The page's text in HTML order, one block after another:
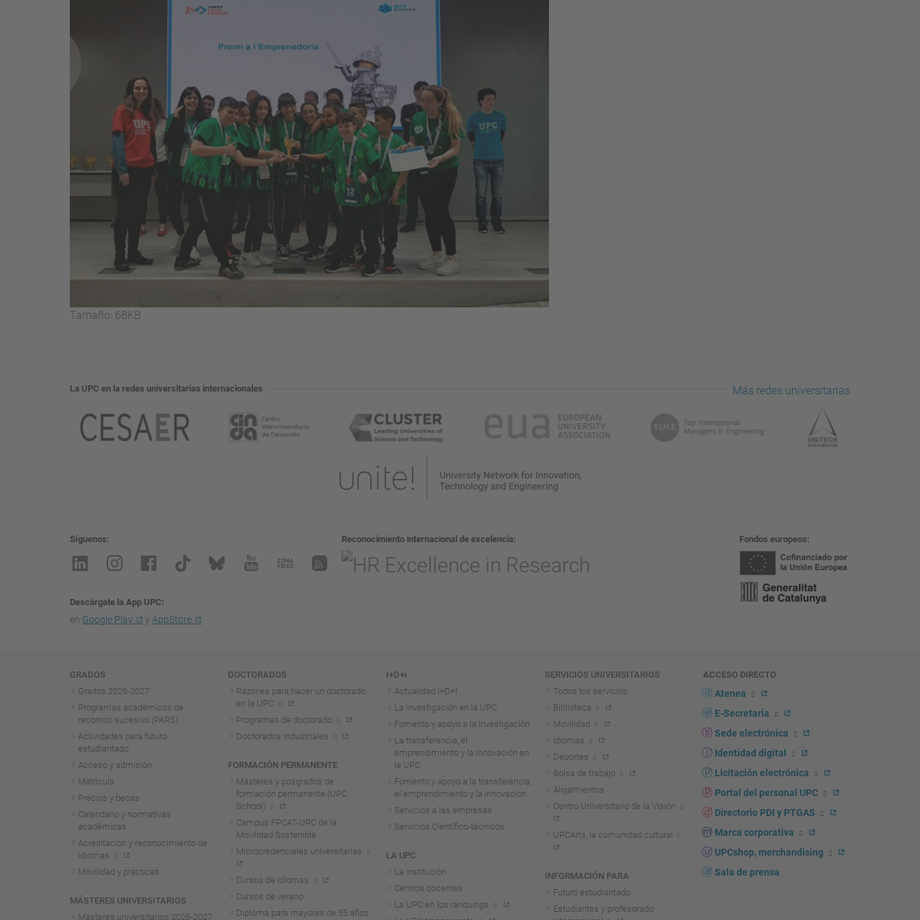
Haga
la
tamaño
Tamaño: 68KB
La UPC en la redes universitarias internacionales Más redes universitarias
Síguenos
Descárgate la App UPC
en Google Play y AppStore
Reconocimiento internacional de excelencia Fondos europeos
Navegación
GRADOS
Grados 2026-2027
Programas académicos de
recorrido sucesivo (PARS)
Actividades para futuro
estudiantado
Acceso y admisión
Matrícula
Precios y becas
Calendario y normativas
académicas
Acreditación y reconocimiento de
idiomas
Movilidad y prácticas
MÁSTERES UNIVERSITARIOS
Másteres universitarios 2026-2027
DOCTORADOS
Razones para hacer un doctorado
en la UPC
Programas de doctorado
Doctorados industriales
FORMACIÓN PERMANENTE
Másteres y posgrados de
formación permanente (UPC
School)
Campus FPCAT-UPC de la
Movilidad Sostenible
Microcredenciales universitarias
Cursos de idiomas
Cursos de verano
Diploma para mayores de 55 años
I+D+i
Actualidad I+D+I
La investigación en la UPC
Fomento y apoyo a la investigación
La transferencia, el
emprendimiento y la innovación en
la UPC
Fomento y apoyo a la transferencia,
el emprendimiento y la innovación
Servicios a las empresas
Servicios Científico-técnicos
LA UPC
La institución
Centros docentes
La UPC en los ránquings
SERVICIOS UNIVERSITARIOS
Todos los servicios
Biblioteca
Movilidad
Idiomas
Deportes
Bolsa de trabajo
Alojamientos
Centro Universitario de la Visión
UPCArts, la comunidad cultural
INFORMACIÓN PARA
Futuro estudiantado
Estudiantes y profesorado
ACCESO DIRECTO
Atenea
E-Secretaria
Sede electrónica
Identidad digital
Licitación electrónica
Portal del personal UPC
Directorio PDI y PTGAS
Marca corporativa
UPCshop, merchandising
Sala de prensa